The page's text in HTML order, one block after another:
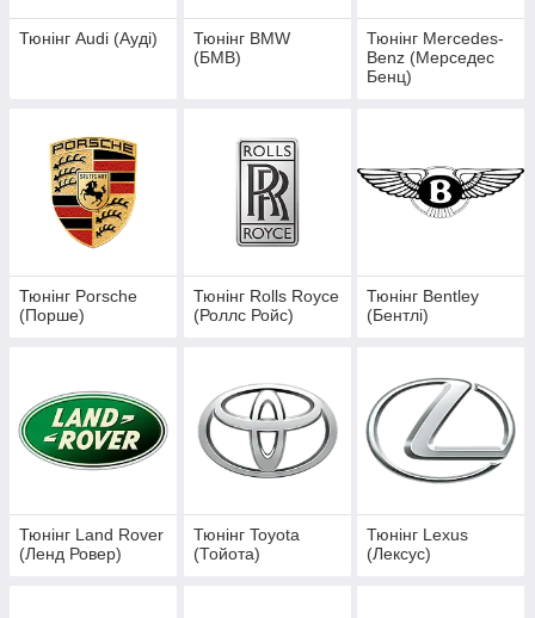
Тюнінг Audi (Ауді)
Тюнінг BMW
(БМВ)
Тюнінг Mercedes-
Benz (Мерседес
Бенц)
Тюнінг Porsche
(Порше)
Тюнінг Rolls Royce
(Роллс Ройс)
Тюнінг Bentley
(Бентлі)
Тюнінг Land Rover
(Ленд Ровер)
Тюнінг Toyota
(Тойота)
Тюнінг Lexus
(Лексус)